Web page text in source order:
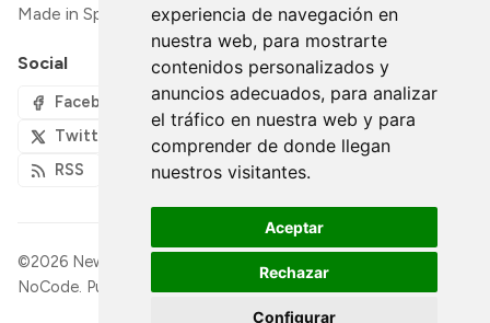
experiencia de navegación en
nuestra web, para mostrarte
contenidos personalizados y
anuncios adecuados, para analizar
el tráfico en nuestra web y para
comprender de donde llegan
nuestros visitantes.
Aceptar
Rechazar
Configurar
Made in Spain
Social
Facebook
Twitter
RSS
©2026 Newsletter NoCode OpenSource - Lo último en
NoCode. Publicado con